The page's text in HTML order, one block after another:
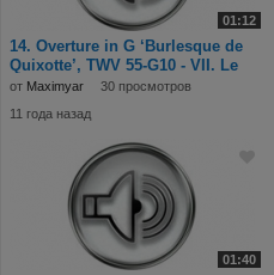
01:12
14. Overture in G ‘Burlesque de
Quixotte’, TWV 55-G10 - VII. Le
Couche
от Maximyar
30 просмотров
11 года назад
01:40